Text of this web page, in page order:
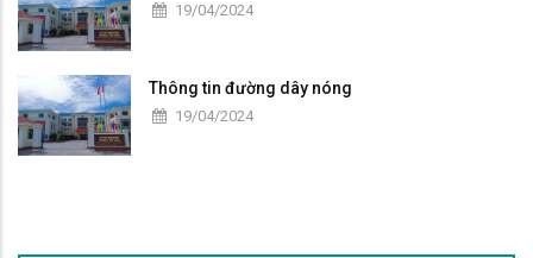
19/04/2024
Thông tin đường dây nóng
19/04/2024